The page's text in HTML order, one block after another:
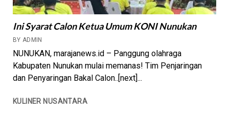
Ini Syarat Calon Ketua Umum KONI Nunukan
BY ADMIN
NUNUKAN, marajanews.id – Panggung olahraga
Kabupaten Nunukan mulai memanas! Tim Penjaringan
dan Penyaringan Bakal Calon..[next]...
KULINER NUSANTARA